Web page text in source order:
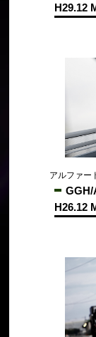
H29.12
アルファー
H26.12